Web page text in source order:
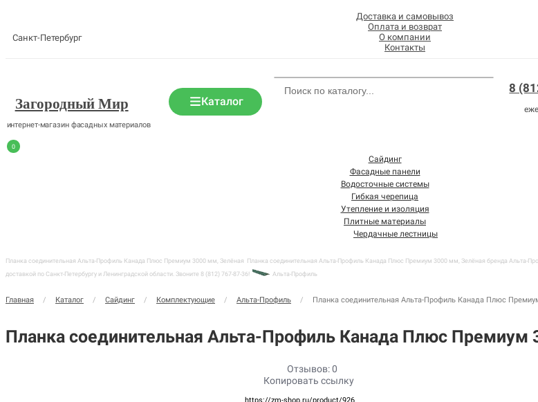
Санкт-Петербург
Доставка и самовывоз
Оплата и возврат
О компании
Контакты
Загородный Мир
интернет-магазин фасадных материалов
Каталог
8
0
Сайдинг
Фасадные панели
Водосточные системы
Гибкая черепица
Утепление и изоляция
Плитные материалы
Чердачные лестницы
Планка соединительная Альта-Профиль Канада Плюс Премиум 3000 мм, Зелёная
Планка соединительная Альта-Профиль Канада Плюс Премиум 3000 мм, Зелёная бренда Альта-
доставкой по Санкт-Петербургу и Ленинградской области. Звоните 8 (812) 767-87-36!
Альта-Профиль
Главная / Каталог / Сайдинг / Комплектующие / Альта-Профиль / Планка соединительная Альта-Профиль Канада Плюс
Планка соединительная Альта-Профиль Канада Плюс Премиум
Отзывов: 0
Копировать ссылку
https://zm-shop.ru/product/926